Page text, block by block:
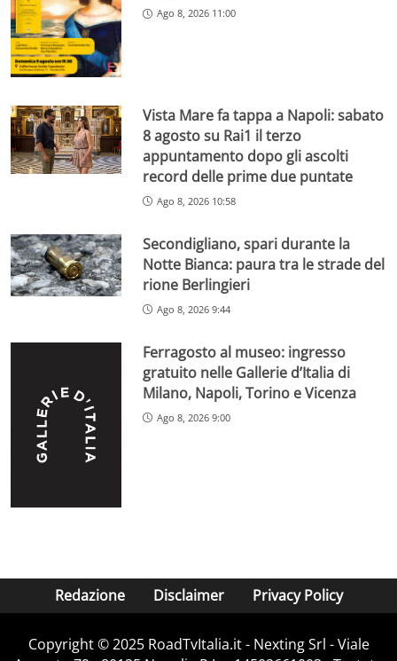
Ago 8, 2026 11:00
Vista Mare fa tappa a Napoli: sabato
8 agosto su Rai1 il terzo
appuntamento dopo gli ascolti
record delle prime due puntate
Ago 8, 2026 10:58
Secondigliano, spari durante la
Notte Bianca: paura tra le strade del
rione Berlingieri
Ago 8, 2026 9:44
Ferragosto al museo: ingresso
gratuito nelle Gallerie d’Italia di
Milano, Napoli, Torino e Vicenza
Ago 8, 2026 9:00
Redazione Disclaimer Privacy Policy
Copyright ©️ 2025 RoadTvItalia.it - Nexting Srl - Viale